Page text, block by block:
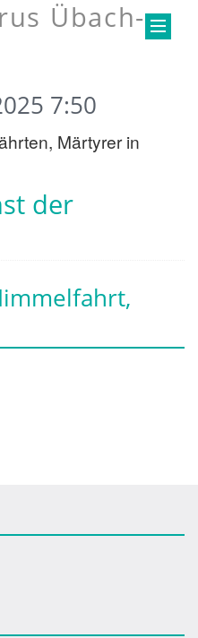
Übach-
der
7:50
Märtyrer in